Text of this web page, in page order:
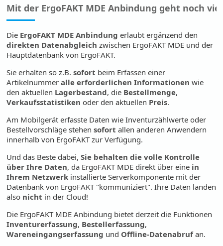
Mit der ErgoFAKT MDE Anbindung geht noch
Die ErgoFAKT MDE Anbindung erlaubt ergänzend den
direkten Datenabgleich zwischen ErgoFAKT MDE und der
Hauptdatenbank von ErgoFAKT.
Sie erhalten so z.B.sofort beim Erfassen einer
Artikelnummeralle erforderlichen Informationen wie
den aktuellen Lagerbestand, die Bestellmenge,
Verkaufsstatistiken oder den aktuellen Preis.
Am Mobilgerät erfasste Daten wie Inventurzählwerte oder
Bestellvorschläge stehensofort allen anderen Anwendern
innerhalb von ErgoFAKT zur Verfügung.
Und das Beste dabei,Sie behalten die volle Kontrolle
über Ihre Daten, da ErgoFAKT MDE direkt über eine in
Ihrem Netzwerk installierte Serverkomponente mit der
Datenbank von ErgoFAKT "kommuniziert". Ihre Daten landen
also nicht in der Cloud!
Die ErgoFAKT MDE Anbindung bietet derzeit die Funktionen
Inventurerfassung, Bestellerfassung,
Wareneingangserfassung und Offline-Datenabrufan.